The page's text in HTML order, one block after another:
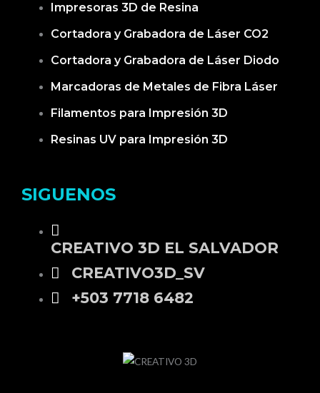
Impresoras 3D de Resina
Cortadora y Grabadora de Láser CO2
Cortadora y Grabadora de Láser Diodo
Marcadoras de Metales de Fibra Láser
Filamentos para Impresión 3D
Resinas UV para Impresión 3D
SIGUENOS
CREATIVO 3D EL SALVADOR
CREATIVO3D_SV
+503 7718 6482